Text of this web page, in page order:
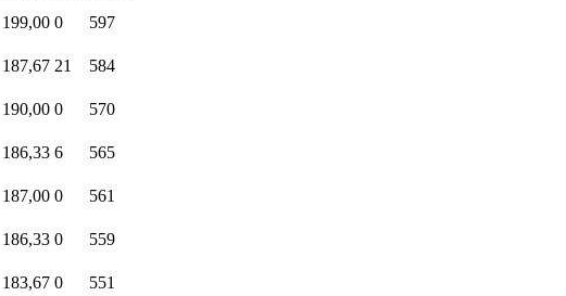
199,00 0 597
187,67 21 584
190,00 0 570
186,33 6 565
187,00 0 561
186,33 0 559
183,67 0 551